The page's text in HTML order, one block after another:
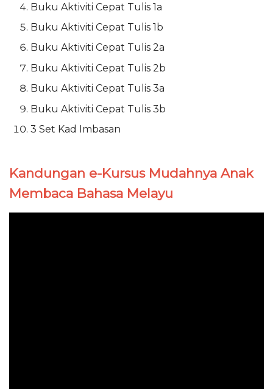
Buku Aktiviti Cepat Tulis 1a
Buku Aktiviti Cepat Tulis 1b
Buku Aktiviti Cepat Tulis 2a
Buku Aktiviti Cepat Tulis 2b
Buku Aktiviti Cepat Tulis 3a
Buku Aktiviti Cepat Tulis 3b
3 Set Kad Imbasan
Kandungan e-Kursus Mudahnya Anak
Membaca Bahasa Melayu